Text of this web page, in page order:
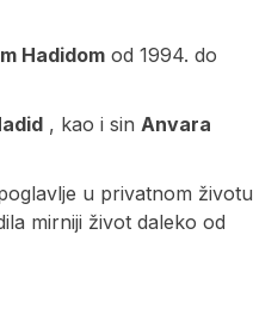
Hadidom od 1994. do
, kao i sin Anvara
u privatnom životu
mirniji život daleko od